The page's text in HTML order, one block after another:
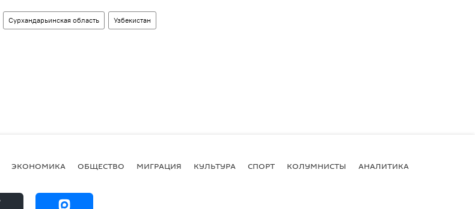
Сурхандарьинская область Узбекистан
ЭКОНОМИКА ОБЩЕСТВО МИГРАЦИЯ КУЛЬТУРА СПОРТ КОЛУМНИСТЫ АНАЛИТИКА